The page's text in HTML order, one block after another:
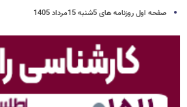
صفحه اول روزنامه های 5شنبه 15مرداد 1405